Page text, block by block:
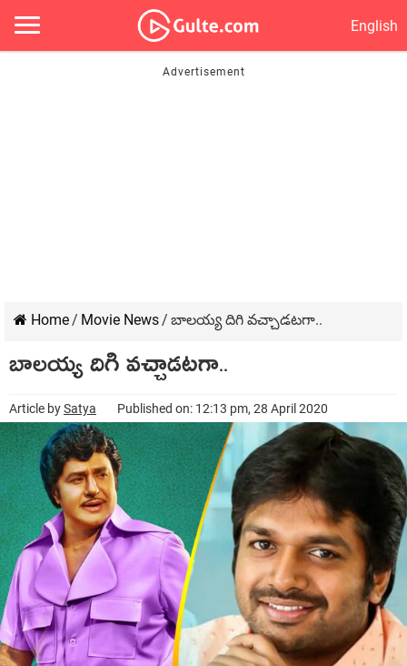
English
Home/ Movie News/ బాల‌య్య దిగి వ‌చ్చాడ‌ట‌గా..
బాల‌య్య దిగి వ‌చ్చాడ‌ట‌గా..
Article bySatya Published on: 12:13 pm, 28 April 2020